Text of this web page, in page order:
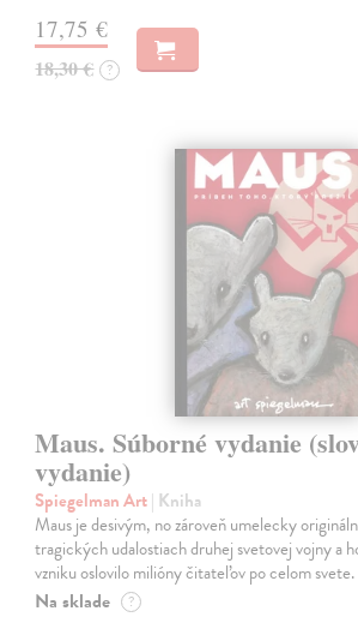
17,75 €
18,30 € ?
Maus. Súborné vydanie
vydanie)
Spiegelman Art| Kniha
Maus je desivým, no zároveň umelecky
tragických udalostiach druhej svetovej vojny a
vzniku oslovilo milióny čitateľov po celom svete.
Na sklade ?